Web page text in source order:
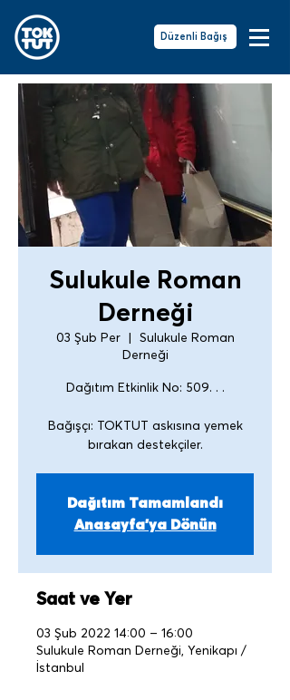
Düzenli Bağış
Sulukule Roman
Derneği
03 Şub Per
  |
Sulukule Roman
Derneği
Dağıtım Etkinlik No: 509. . .
Bağışçı: TOKTUT askısına yemek
Dağıtım Tamamlandı
Anasayfa'ya Dönün
Saat ve Yer
03 Şub 2022 14:00 – 16:00
Sulukule Roman Derneği, Yenikapı /
İstanbul